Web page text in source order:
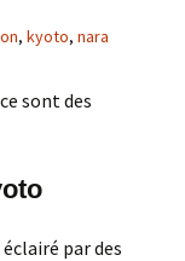
, kyoto, nara
sont des
par des